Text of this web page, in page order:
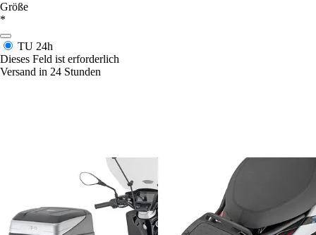
Größe
*
TU 24h
Dieses Feld ist erforderlich
Versand in 24 Stunden